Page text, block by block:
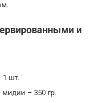
и
1 шт.
– 350 гр.